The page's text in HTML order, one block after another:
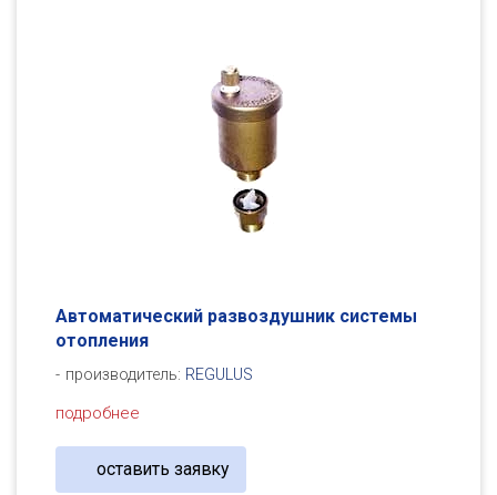
Автоматический развоздушник системы
отопления
производитель: REGULUS
подробнее
оставить заявку